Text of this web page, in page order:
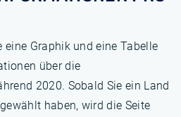
eine Graphik und eine Tabelle
über die
2020. Sobald Sie ein Land
haben, wird die Seite